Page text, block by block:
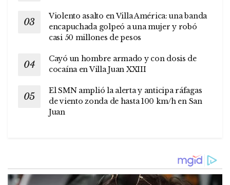
Violento asalto en Villa América: una banda
encapuchada golpeó a una mujer y robó
casi 50 millones de pesos
Cayó un hombre armado y con dosis de
cocaína en Villa Juan XXIII
El SMN amplió la alerta y anticipa ráfagas
de viento zonda de hasta 100 km/h en San
Juan